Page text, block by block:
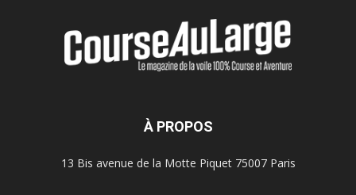
À PROPOS
13 Bis avenue de la Motte Piquet 75007 Paris